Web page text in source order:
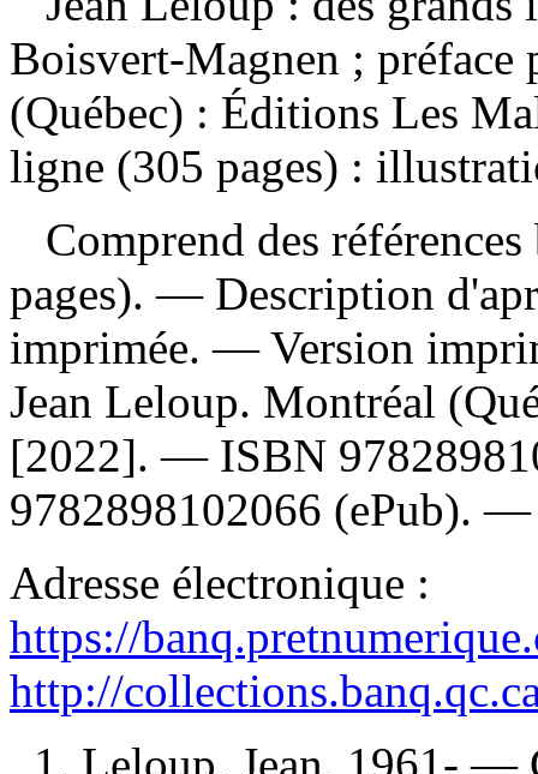
Boisvert-Magnen ;
(Québec) : Éditions Les
ligne (305 pages) :
Comprend des
pages). — Description
imprimée. —Version
Jean Leloup. Montréal
[2022]. — ISBN
9782898102066 (ePub).
Adresse électronique :
https://
http://
1. Leloup, Jean, 1961- —